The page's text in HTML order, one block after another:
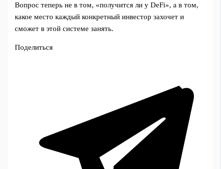
Вопрос теперь не в том, «получится ли у DeFi», а в том,
какое место каждый конкретный инвестор захочет и
сможет в этой системе занять.
Поделиться